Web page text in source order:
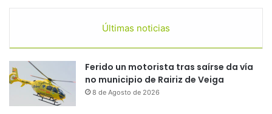
Últimas noticias
Ferido un motorista tras saírse da vía
no municipio de Rairiz de Veiga
8 de Agosto de 2026